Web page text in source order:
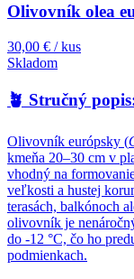
Olivovník olea
30,00 € / kus
Skladom
🪴 Stručný
Olivovník európsky (
kmeňa 20–30 cm v
vhodný na
veľkosti a hustej
terasách, balkónoch
olivovník je
do -12 °C, čo ho
podmienkach.